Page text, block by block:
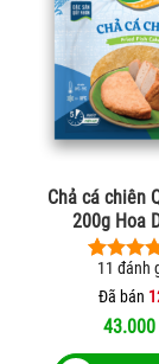
có
thể
Chả cá chiên
200g Hoa
4.73
dựa trên
1111 đánh
Đã bán
43.000